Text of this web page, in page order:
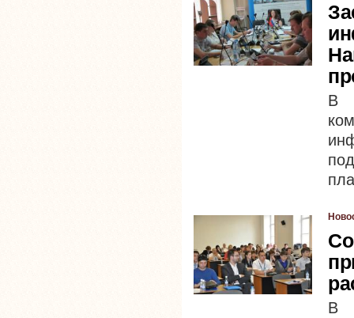
В
В